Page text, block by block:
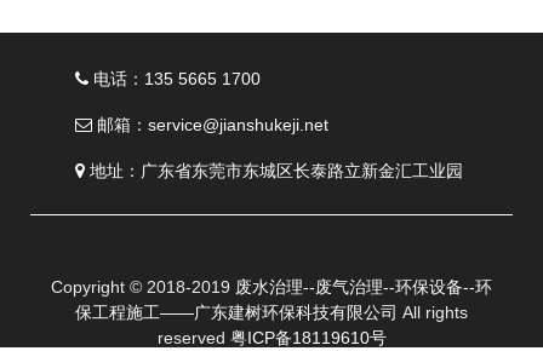
电话：135 5665 1700
邮箱：service@jianshukeji.net
地址：广东省东莞市东城区长泰路立新金汇工业园
Copyright © 2018-2019 废水治理--废气治理--环保设备--环
保工程施工——广东建树环保科技有限公司 All rights
reserved 粤ICP备18119610号